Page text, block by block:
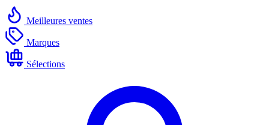
Meilleures ventes
Marques
Sélections